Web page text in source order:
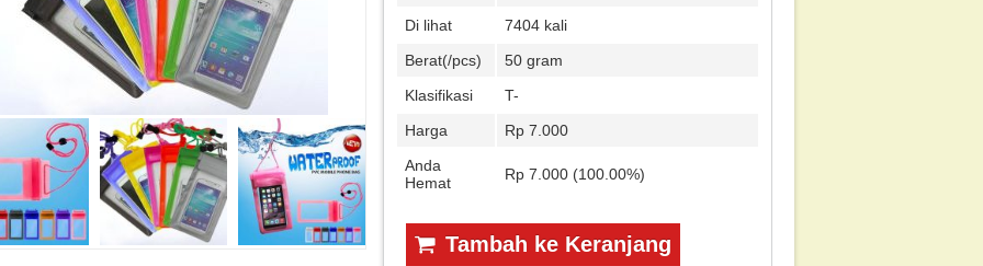
Di lihat
7404 kali
Berat(/pcs)
50 gram
Klasifikasi
T-
Harga
Rp 7.000
Anda
Hemat
Rp 7.000 (100.00%)
Tambah ke Keranjang